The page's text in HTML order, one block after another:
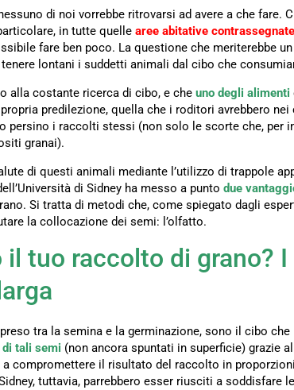
di noi vorrebbe ritrovarsi ad avere a che fare.
in tutte quelle aree abitative
fare ben poco. La questione che meriterebbe
lontani i suddetti animali dal cibo che
alla costante ricerca di cibo, e che uno degli alimenti
propria predilezione, quella che i roditori avrebbero
persino i raccolti stessi (non solo le scorte che, per
granai).
di questi animali mediante l’utilizzo di trappole
di Sidney ha messo a punto due
Si tratta di metodi che, come spiegato dagli
la collocazione dei semi: l’olfatto.
il tuo raccolto di grano?
tra la semina e la germinazione, sono il cibo
tali semi (non ancora spuntati in superficie) grazie
compromettere il risultato del raccolto in
tuttavia, parrebbero esser riusciti a soddisfare